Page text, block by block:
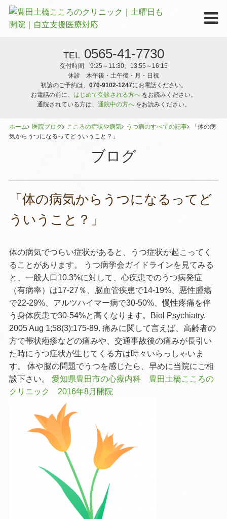
TEL 0565-41-7730
受付時間 9:25～11:30、13:55～16:15
休診 木午後・土午後・月・日祝
初診のご予約は、 070-9102-1247にお電話ください。
お電話の前に、 はじめて受診される方へをお読みください。
通院されている方は、 通院中の方へ をお読みください。
ホーム 医院ブログ こころの症状や病気 うつ病のすべての記事
「体の病
気からうつになるってどういうこと？」
ブログ
「体の病気からうつになるってど
ういうこと？」
体の病気でつらい症状があると、うつ症状が起こってく
ることがあります。 うつ病学会ガイドラインを見てみる
と、一般人口10.3%に対して、心疾患でのうつ病発症
（有病率）は17-27％、脳血管疾患で14-19%、悪性腫瘍
で22-29%、アルツハイマー病で30-50%、慢性疼痛を伴
う身体疾患で30-54%と高くなります。Biol Psychiatry.
2005 Aug 1;58(3):175-89. 痛みに関して言えば、高齢者の
方で帯状疱疹などの痛みや、交通事故後の痛みが長引い
た時にうつ症状が生じてくる方は時々いらっしゃいま
す。 体や脳の問題でうつを感じたら、早めに当院にご相
談下さい。 愛知県豊田市の心療内科 豊田土橋こころの
クリニック 2016年8月開院